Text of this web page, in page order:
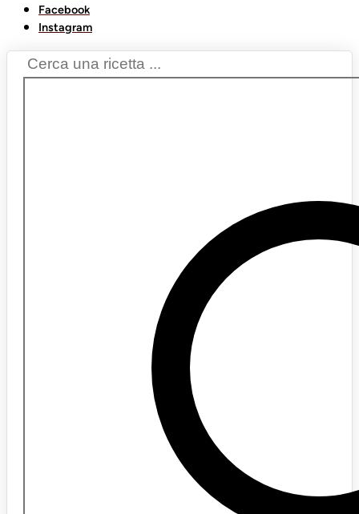
Facebook
Instagram
Search
...